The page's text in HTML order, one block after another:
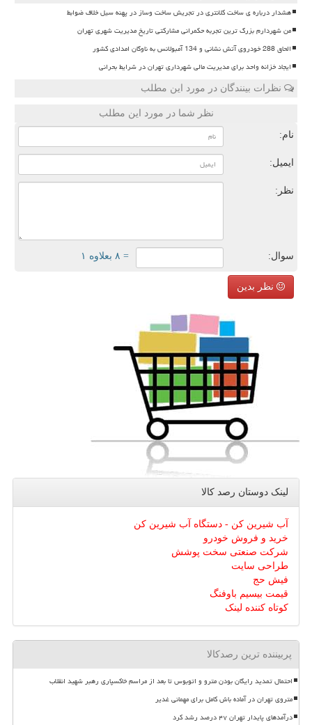
هشدار درباره ی ساخت کلانتری در تجریش ساخت وساز در پهنه سیل خلاف ضوابط
من شهردارم بزرگ ترین تجربه حکمرانی مشارکتی تاریخ مدیریت شهری تهران
الحاق 288 خودروی آتش نشانی و 134 آمبولانس به ناوگان امدادی کشور
ایجاد خزانه واحد برای مدیریت مالی شهرداری تهران در شرایط بحرانی
نظرات بینندگان در مورد این مطلب
نظر شما در مورد این مطلب
نام:
ایمیل:
نظر:
سوال: = ۸ بعلاوه ۱
نظر بدین
لینک دوستان رصد كالا
آب شیرین کن - دستگاه آب شیرین کن
خرید و فروش خودرو
شرکت صنعتی سخت پوشش
طراحی سایت
فیش حج
قیمت بیسیم باوفنگ
کوتاه کننده لینک
پربیننده ترین رصدکالا
احتمال تمدید رایگان بودن مترو و اتوبوس تا بعد از مراسم خاکسپاری رهبر شهید انقلاب
متروی تهران در آماده باش کامل برای مهمانی غدیر
درآمدهای پایدار تهران ۴۷ درصد رشد کرد